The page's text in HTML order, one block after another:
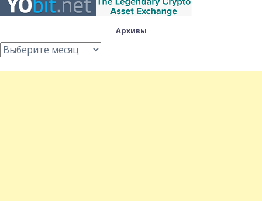
Архивы
Архивы